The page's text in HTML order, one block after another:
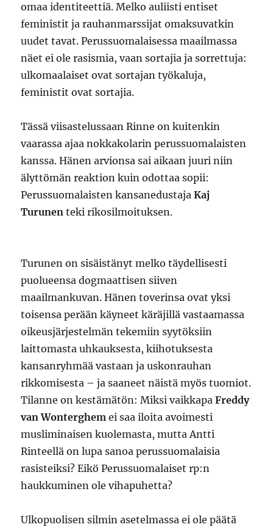
omaa identiteettiä. Melko auliisti entiset
feministit ja rauhanmarssijat omaksuvatkin
uudet tavat. Perussuomalaisessa maailmassa
näet ei ole rasismia, vaan sortajia ja sorrettuja:
ulkomaalaiset ovat sortajan työkaluja,
feministit ovat sortajia.
Tässä viisastelussaan Rinne on kuitenkin
vaarassa ajaa nokkakolarin perussuomalaisten
kanssa. Hänen arvionsa sai aikaan juuri niin
älyttömän reaktion kuin odottaa sopii:
Perussuomalaisten kansanedustajaKaj
Turunen teki rikosilmoituksen.
Turunen on sisäistänyt melko täydellisesti
puolueensa dogmaattisen siiven
maailmankuvan. Hänen toverinsa ovat yksi
toisensa perään käyneet käräjillä vastaamassa
oikeusjärjestelmän tekemiin syytöksiin
laittomasta uhkauksesta, kiihotuksesta
kansanryhmää vastaan ja uskonrauhan
rikkomisesta – ja saaneet näistä myös tuomiot.
Tilanne on kestämätön: Miksi vaikkapaFreddy
van Wonterghem ei saa iloita avoimesti
musliminaisen kuolemasta, mutta Antti
Rinteellä on lupa sanoa perussuomalaisia
rasisteiksi? Eikö Perussuomalaiset rp:n
haukkuminen ole vihapuhetta?
Ulkopuolisen silmin asetelmassa ei ole päätä